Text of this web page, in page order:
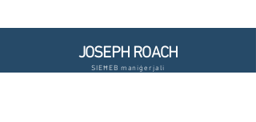
JOSEPH ROACH
SIEĦEB maniġerjali